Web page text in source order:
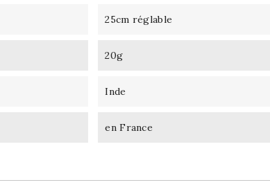
25cm réglable
20g
Inde
en France